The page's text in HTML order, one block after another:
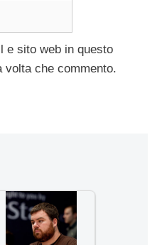
e sito web in questo
volta che commento.